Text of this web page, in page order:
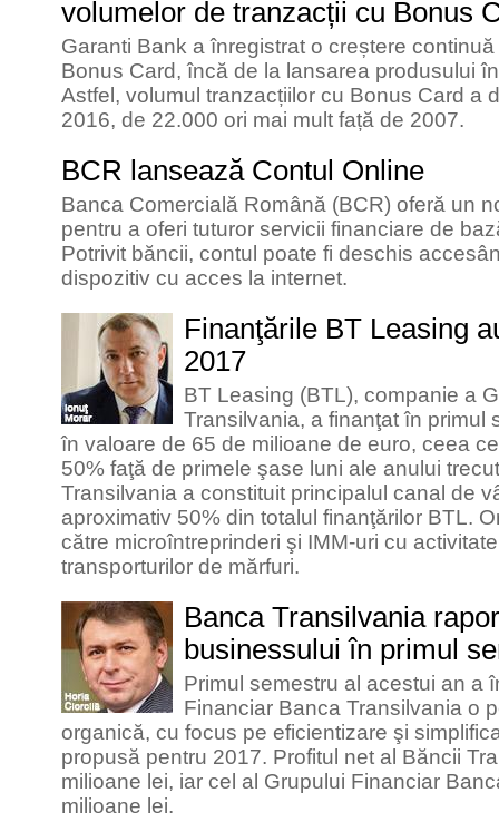
volumelor de tranzacții cu Bonus
Garanti Bank a înregistrat o creștere
Bonus Card, încă de la lansarea produsului
Astfel, volumul tranzacțiilor cu Bonus Card a
2016, de 22.000 ori mai mult față de 2007.
BCR lansează Contul Online
Banca Comercială Română (BCR) oferă un
pentru a oferi tuturor servicii financiare de
Potrivit băncii, contul poate fi deschis
dispozitiv cu acces la internet.
Finanţările BT Leasing
2017
BT Leasing (BTL), companie a
Transilvania, a finanţat în primul
în valoare de 65 de milioane de euro, ceea
50% faţă de primele şase luni ale anului
Transilvania a constituit principalul canal de
aproximativ 50% din totalul finanţărilor BTL.
către microîntreprinderi şi IMM-uri cu
transporturilor de mărfuri.
Banca Transilvania
businessului în primul
Primul semestru al acestui an a
Financiar Banca Transilvania o
organică, cu focus pe eficientizare şi
propusă pentru 2017. Profitul net al Băncii
milioane lei, iar cel al Grupului Financiar
milioane lei.